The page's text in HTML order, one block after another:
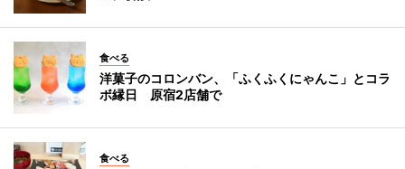
食べる
洋菓子のコロンバン、「ふくふくにゃんこ」とコラ
ボ縁日 原宿2店舗で
食べる